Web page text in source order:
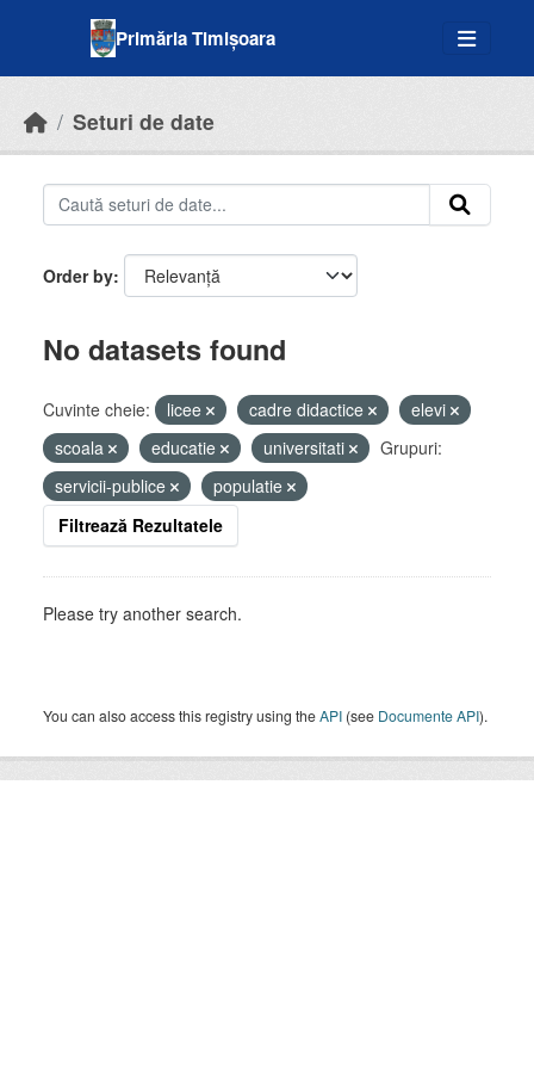
Primăria Timișoara
Seturi de date
Order by
No datasets found
Cuvinte cheie: licee cadre didactice
elevi
scoala
educatie universitati
Grupuri:
servicii-publice
populatie
Filtrează Rezultatele
Please try another search.
You can also access this registry using theAPI (see Documente API).